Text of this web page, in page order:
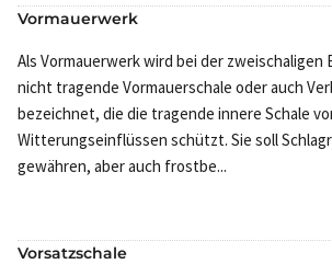
Vormauerwerk
Als Vormauerwerk wird bei der zweischaligen
nicht tragende Vormauerschale oder auch
bezeichnet, die die tragende innere Schale
Witterungseinflüssen schützt. Sie soll
gewähren, aber auch frostbe...
Vorsatzschale